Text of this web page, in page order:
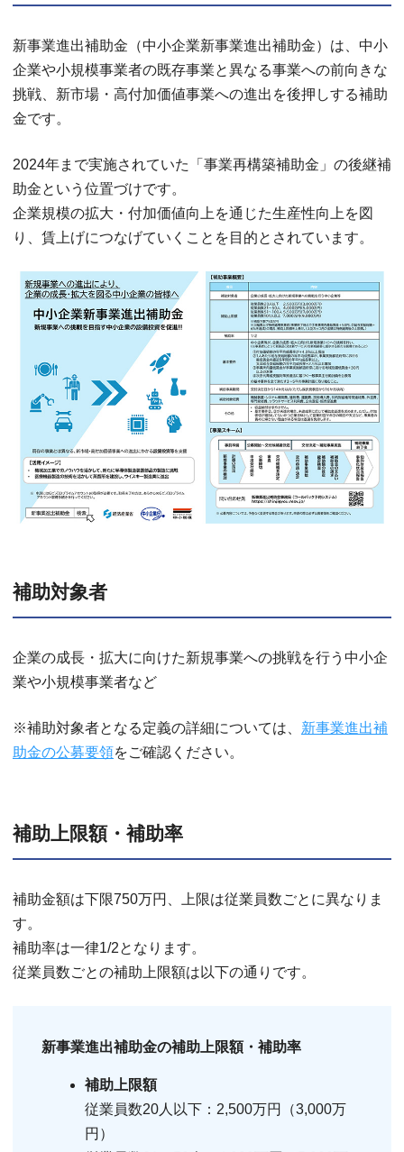
新事業進出補助金（中小企業新事業進出補助金）は、中小
企業や小規模事業者の既存事業と異なる事業への前向きな
挑戦、新市場・高付加価値事業への進出を後押しする補助
金です。
2024年まで実施されていた「事業再構築補助金」の後継補
助金という位置づけです。
企業規模の拡大・付加価値向上を通じた生産性向上を図
り、賃上げにつなげていくことを目的とされています。
補助対象者
企業の成長・拡大に向けた新規事業への挑戦を行う中小企
業や小規模事業者など
※補助対象者となる定義の詳細については、 新事業進出補
助金の公募要領をご確認ください。
補助上限額・補助率
補助金額は下限750万円、上限は従業員数ごとに異なりま
す。
補助率は一律1/2となります。
従業員数ごとの補助上限額は以下の通りです。
新事業進出補助金の補助上限額・補助率
補助上限額
従業員数20人以下：2,500万円（3,000万
円）